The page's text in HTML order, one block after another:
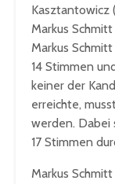
Kasztantowicz
Markus
Markus
14 Stimmen
keiner der
erreichte,
werden. Dabei
17 Stimmen
Markus